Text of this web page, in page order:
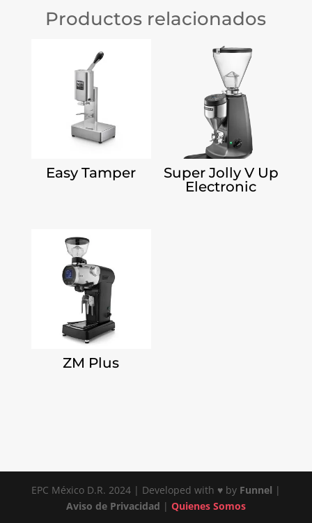
Productos relacionados
Easy Tamper
Super Jolly V Up
Electronic
ZM Plus
EPC México D.R. 2024 | Developed with ♥ by Funnel |
Aviso de Privacidad | Quienes Somos